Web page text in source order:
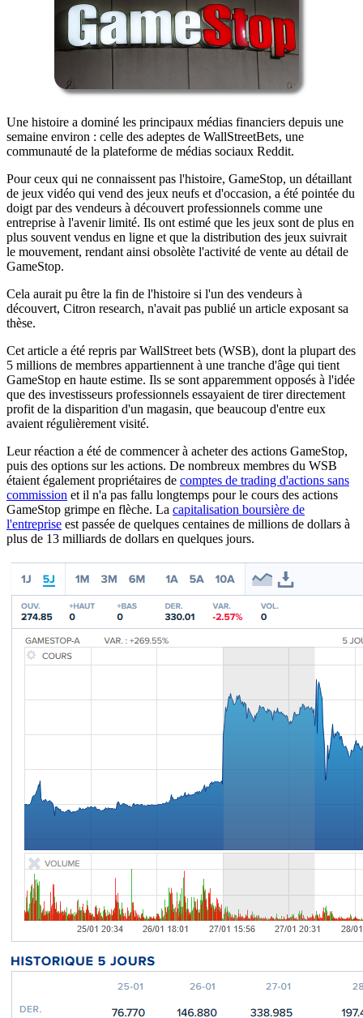
Une histoire a dominé les principaux médias financiers depuis une
semaine environ : celle des adeptes de WallStreetBets, une
communauté de la plateforme de médias sociaux Reddit.
Pour ceux qui ne connaissent pas l'histoire, GameStop, un détaillant
de jeux vidéo qui vend des jeux neufs et d'occasion, a été pointée du
doigt par des vendeurs à découvert professionnels comme une
entreprise à l'avenir limité. Ils ont estimé que les jeux sont de plus en
plus souvent vendus en ligne et que la distribution des jeux suivrait
le mouvement, rendant ainsi obsolète l'activité de vente au détail de
GameStop.
Cela aurait pu être la fin de l'histoire si l'un des vendeurs à
découvert, Citron research, n'avait pas publié un article exposant sa
thèse.
Cet article a été repris par WallStreet bets (WSB), dont la plupart des
5 millions de membres appartiennent à une tranche d'âge qui tient
GameStop en haute estime. Ils se sont apparemment opposés à l'idée
que des investisseurs professionnels essayaient de tirer directement
profit de la disparition d'un magasin, que beaucoup d'entre eux
avaient régulièrement visité.
Leur réaction a été de commencer à acheter des actions GameStop,
puis des options sur les actions. De nombreux membres du WSB
étaient également propriétaires de comptes de trading d'actions sans
commission et il n'a pas fallu longtemps pour le cours des actions
GameStop grimpe en flèche. La capitalisation boursière de
l'entreprise est passée de quelques centaines de millions de dollars à
plus de 13 milliards de dollars en quelques jours.